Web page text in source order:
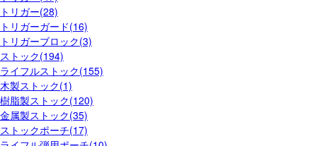
トリガー(28)
トリガーガード(16)
トリガーブロック(3)
ストック(194)
ライフルストック(155)
木製ストック(1)
樹脂製ストック(120)
金属製ストック(35)
ストックポーチ(17)